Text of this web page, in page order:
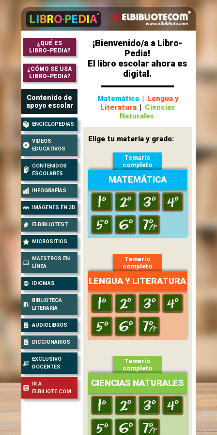
¿QUÉ ES
LIBRO-PEDIA?
¿CÓMO SE USA
LIBRO-PEDIA?
Contenido de
apoyo escolar
ENCICLOPEDIAS
VIDEOS
EDUCATIVOS
CONTENIDOS
ESCOLARES
INFOGRAFÍAS
IMÁGENES EN 3D
ELBIBLIOTEST
MICROSITIOS
MAESTROS EN
LÍNEA
IDIOMAS
BIBLIOTECA
LITERARIA
AUDIOLIBROS
DICCIONARIOS
EXCLUSIVO
DOCENTES
IR A
ELBILIOTE.COM
¡Bienvenido/a a Libro-
Pedia!
El libro escolar ahora es
digital.
Matemática | Lengua y
Literatura | Ciencias
Naturales
Elige tu materia y grado:
Temario
completo
MATEMÁTICA
Temario
completo
LENGUA Y LITERATURA
Temario
completo
CIENCIAS NATURALES